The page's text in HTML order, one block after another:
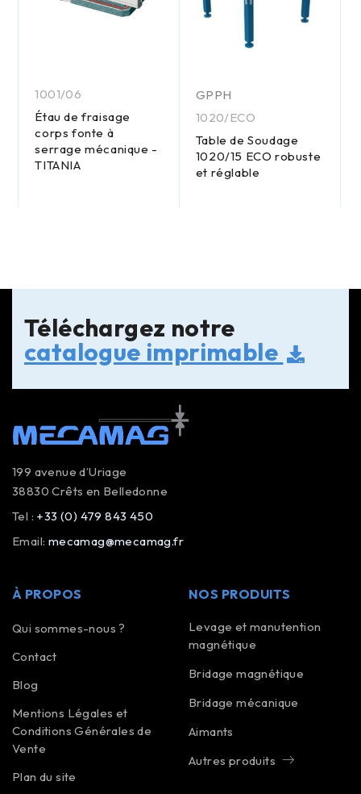
1001/06
Étau de fraisage
corps fonte à
serrage mécanique -
TITANIA
GPPH
1020/ECO
Table de Soudage
1020/15 ECO robuste
et réglable
Téléchargez notre
catalogue imprimable
199 avenue d’Uriage
38830 Crêts en Belledonne
Tel : +33 (0) 479 843 450
Email: mecamag@mecamag.fr
À PROPOS
Qui sommes-nous ?
Contact
Blog
Mentions Légales et
Conditions Générales de
Vente
Plan du site
NOS PRODUITS
Levage et manutention
magnétique
Bridage magnétique
Bridage mécanique
Aimants
Autres produits